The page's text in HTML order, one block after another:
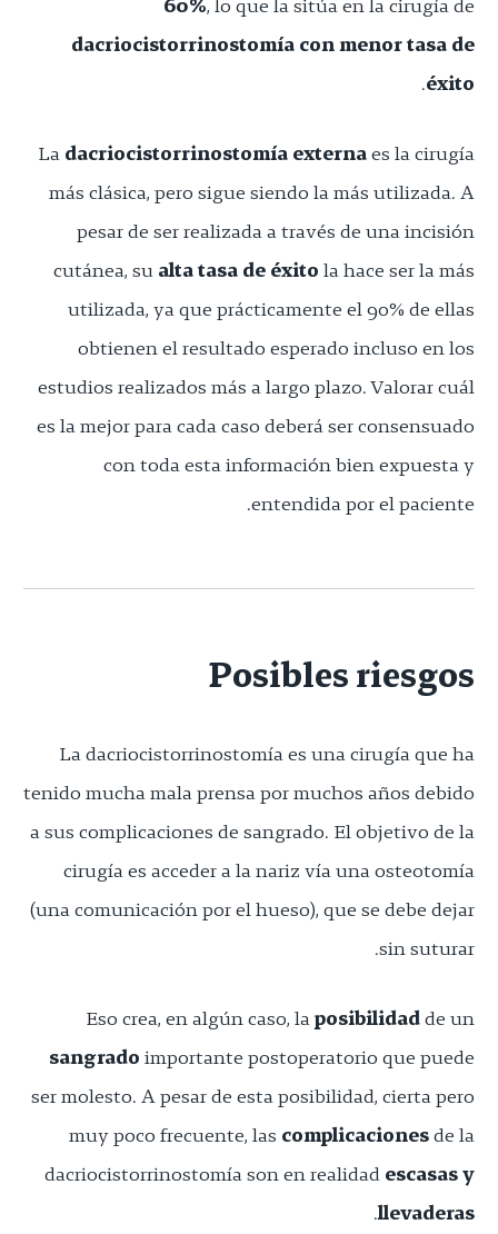
60%, lo que la sitúa en la cirugía de
dacriocistorrinostomía con menor tasa de
éxito
.
La dacriocistorrinostomía externaes la cirugía
más clásica, pero sigue siendo la más utilizada. A
pesar de ser realizada a través de una incisión
cutánea, su alta tasa de éxito la hace ser la más
utilizada, ya que prácticamente el 90% de ellas
obtienen el resultado esperado incluso en los
estudios realizados más a largo plazo. Valorar cuál
es la mejor para cada caso deberá ser consensuado
con toda esta información bien expuesta y
entendida por el paciente.
Posibles riesgos
La dacriocistorrinostomía es una cirugía que ha
tenido mucha mala prensa por muchos años debido
a sus complicaciones de sangrado. El objetivo de la
cirugía es acceder a la nariz vía una osteotomía
(una comunicación por el hueso), que se debe dejar
sin suturar.
Eso crea, en algún caso, laposibilidadde un
sangrado importante postoperatorio que puede
ser molesto. A pesar de esta posibilidad, cierta pero
muy poco frecuente, las complicacionesde la
dacriocistorrinostomía son en realidad escasas y
llevaderas
.